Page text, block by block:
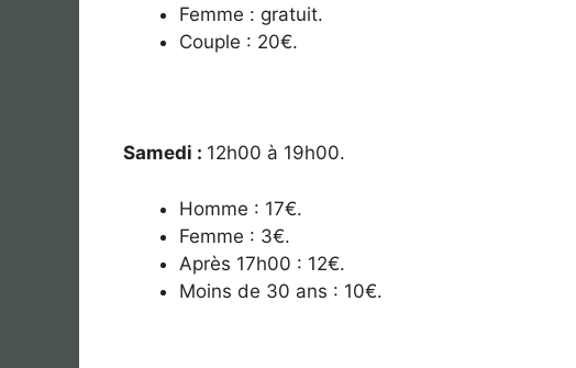
Femme : gratuit.
Couple : 20€.
Samedi : 12h00 à 19h00.
Homme : 17€.
Femme : 3€.
Après 17h00 : 12€.
Moins de 30 ans : 10€.